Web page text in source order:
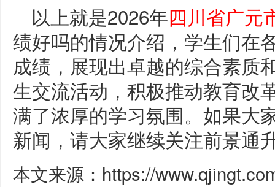
以上就是2026年四川省广元
绩好吗的情况介绍，学生们在
成绩，展现出卓越的综合素质
生交流活动，积极推动教育改
满了浓厚的学习氛围。如果大
新闻，请大家继续关注前景通
本文来源：https://